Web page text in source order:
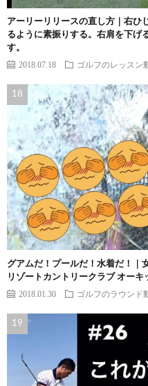
アーリーリリースの直し方｜右ひ
るように素振りする。右肩を下げ
す。
2018.07.18 ゴルフのレッスン
グアムだ！プールだ！水着だ！｜
リゾートカントリークラブ オーキ
2018.01.30 ゴルフのラウンド